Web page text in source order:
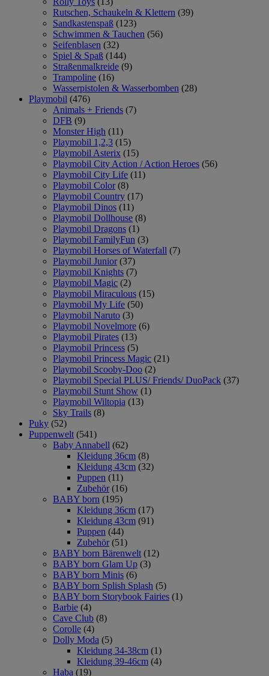
Rutschen, Schaukeln & Klettern (39)
Sandkastenspaß (123)
Schwimmen & Tauchen (56)
Seifenblasen (32)
Spiel & Spaß (144)
Straßenmalkreide (9)
Trampoline (16)
Wasserpistolen & Wasserbomben (28)
Playmobil (476)
Animals + Friends (7)
DFB (9)
Monster High (11)
Playmobil 1,2,3 (15)
Playmobil Asterix (15)
Playmobil City Action / Action Heroes (56)
Playmobil City Life (11)
Playmobil Color (8)
Playmobil Country (17)
Playmobil Dinos (11)
Playmobil Dollhouse (8)
Playmobil Dragons (1)
Playmobil FamilyFun (3)
Playmobil Horses of Waterfall (7)
Playmobil Junior (37)
Playmobil Knights (7)
Playmobil Magic (2)
Playmobil Miraculous (15)
Playmobil My Life (50)
Playmobil Naruto (3)
Playmobil Novelmore (6)
Playmobil Pirates (13)
Playmobil Princess (5)
Playmobil Princess Magic (21)
Playmobil Scooby-Doo (2)
Playmobil Special PLUS/ Friends/ DuoPack (37)
Playmobil Stunt Show (1)
Playmobil Wiltopia (13)
Sky Trails (8)
Puky (52)
Puppenwelt (541)
Baby Annabell (62)
Kleidung 36cm (8)
Kleidung 43cm (32)
Puppen (11)
Zubehör (16)
BABY born (195)
Kleidung 36cm (17)
Kleidung 43cm (91)
Puppen (44)
Zubehör (51)
BABY born Bärenwelt (12)
BABY born Glam Up (3)
BABY born Minis (6)
BABY born Splish Splash (5)
BABY born Storybook Fairies (1)
Barbie (4)
Cave Club (8)
Corolle (4)
Dolly Moda (5)
Kleidung 34-38cm (1)
Kleidung 39-46cm (4)
Haba (19)